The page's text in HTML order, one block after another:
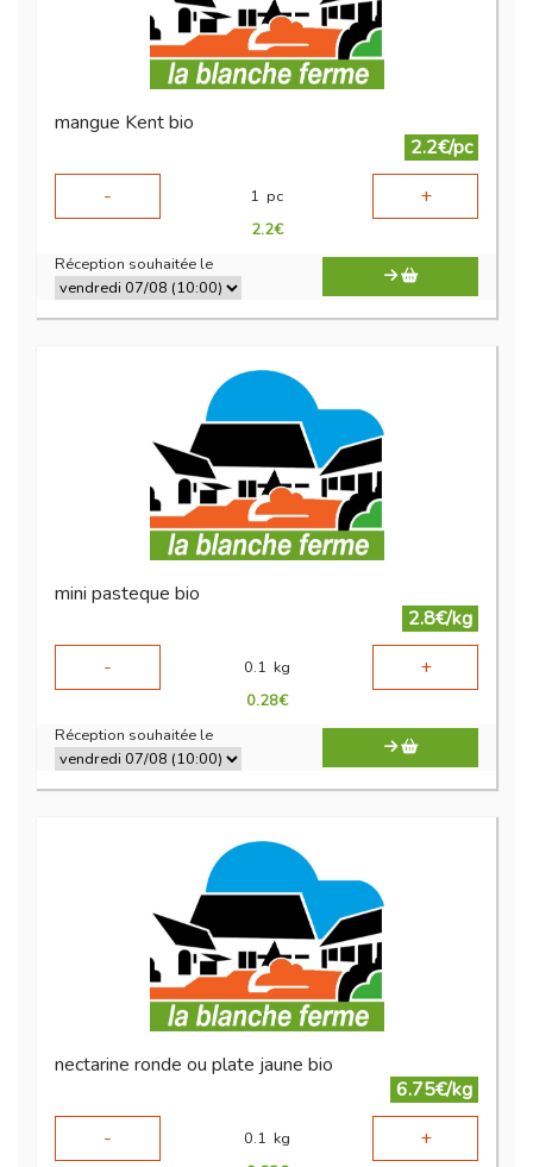
mangue Kent bio
2.2€/pc
-
1 pc +
2.2€
Réception souhaitée le
mini pasteque bio
2.8€/kg
-
0.1 kg +
0.28€
Réception souhaitée le
nectarine ronde ou plate jaune bio
6.75€/kg
-
0.1 kg +